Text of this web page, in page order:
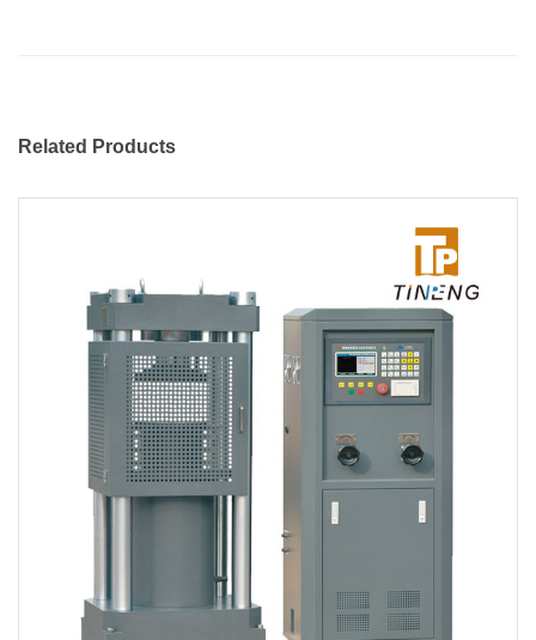
Related Products